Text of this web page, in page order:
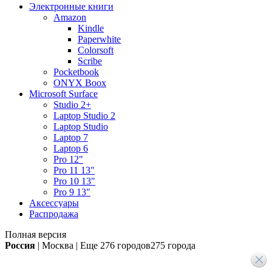
Электронные книги
Amazon
Kindle
Paperwhite
Colorsoft
Scribe
Pocketbook
ONYX Boox
Microsoft Surface
Studio 2+
Laptop Studio 2
Laptop Studio
Laptop 7
Laptop 6
Pro 12"
Pro 11 13"
Pro 10 13"
Pro 9 13"
Аксессуары
Распродажа
Полная версия
Россия | Москва | Еще 276 городов275 города